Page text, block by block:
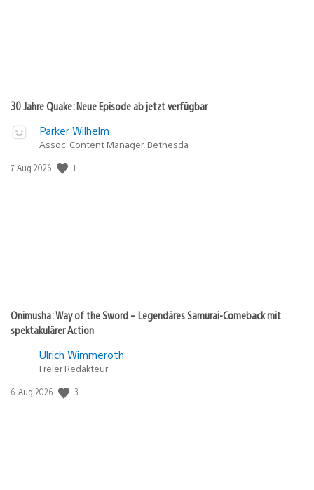
30 Jahre Quake: Neue Episode ab jetzt verfügbar
Parker Wilhelm
Assoc. Content Manager, Bethesda
Veröffentlichungsdatum:
7. Aug 2026 1
Onimusha: Way of the Sword – Legendäres Samurai-Comeback mit
spektakulärer Action
Ulrich Wimmeroth
Freier Redakteur
Veröffentlichungsdatum:
6. Aug 2026 3